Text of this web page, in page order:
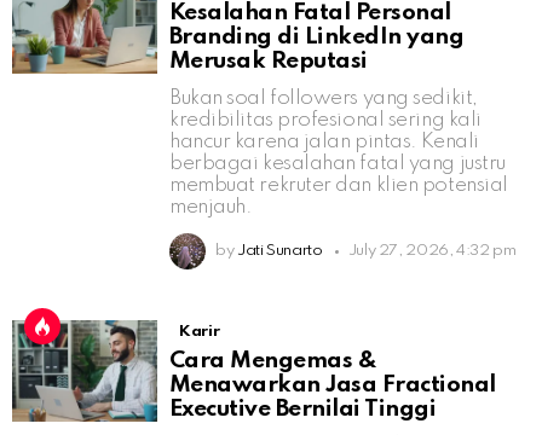
Kesalahan Fatal Personal
Branding di LinkedIn yang
Merusak Reputasi
Bukan soal followers yang sedikit,
kredibilitas profesional sering kali
hancur karena jalan pintas. Kenali
berbagai kesalahan fatal yang justru
membuat rekruter dan klien potensial
menjauh.
by Jati Sunarto July 27, 2026, 4:32 pm
Karir
Cara Mengemas &
Menawarkan Jasa Fractional
Executive Bernilai Tinggi